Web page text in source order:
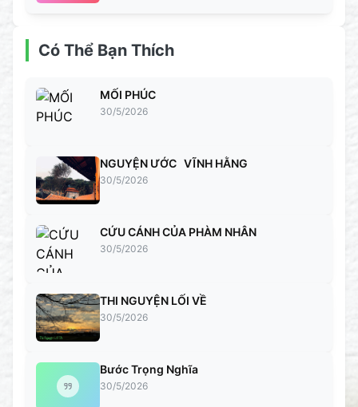
Có Thể Bạn Thích
MỐI PHÚC
30/5/2026
NGUYỆN ƯỚC VĨNH HẰNG
30/5/2026
CỨU CÁNH CỦA PHÀM NHÂN
30/5/2026
THI NGUYỆN LỐI VỀ
30/5/2026
Bước Trọng Nghĩa
30/5/2026